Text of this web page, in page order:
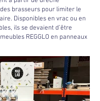
brasseurs pour limiter le
Disponibles en vrac ou en
ils se devaient d’être
REGGLO en panneaux